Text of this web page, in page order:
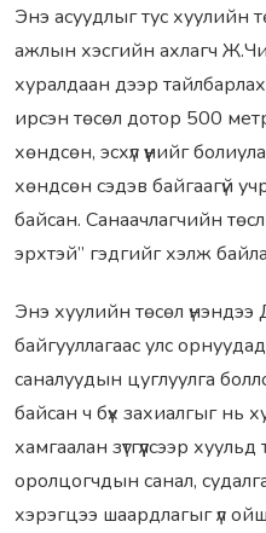
Энэ асуудлыг тус хуулийн
ажлын хэсгийн ахлагч
хуралдаан дээр
ирсэн төсөл дотор 500
хөндсөн, эсхүл үүнийг
хөндсөн сэдэв байгаагүй
байсан. Санаачлагчийн
эрхтэй” гэдгийг хэлж
Энэ хуулийн төсөл үнэндээ
байгууллагаас улс
саналуудын цуглуулга
байсан ч бүх захиалгыг нь
хамгаалан зүтгүүлсээр
оролцогчдын санал,
хэрэгцээ шаардлагыг үл